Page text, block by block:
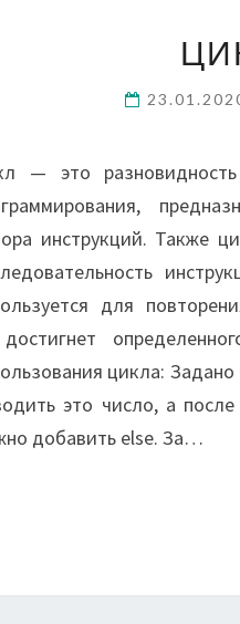
— это
инструкций. Также
для
цикла:
это число, а
добавить else. За…